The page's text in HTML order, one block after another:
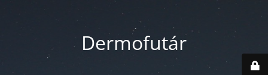
Dermofutár